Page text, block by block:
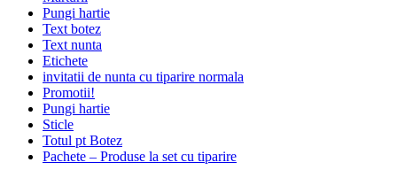
Pungi hartie
Text botez
Text nunta
Etichete
invitatii de nunta cu tiparire normala
Promotii!
Pungi hartie
Sticle
Totul pt Botez
Pachete – Produse la set cu tiparire